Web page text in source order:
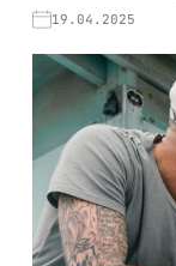
19.04.2025